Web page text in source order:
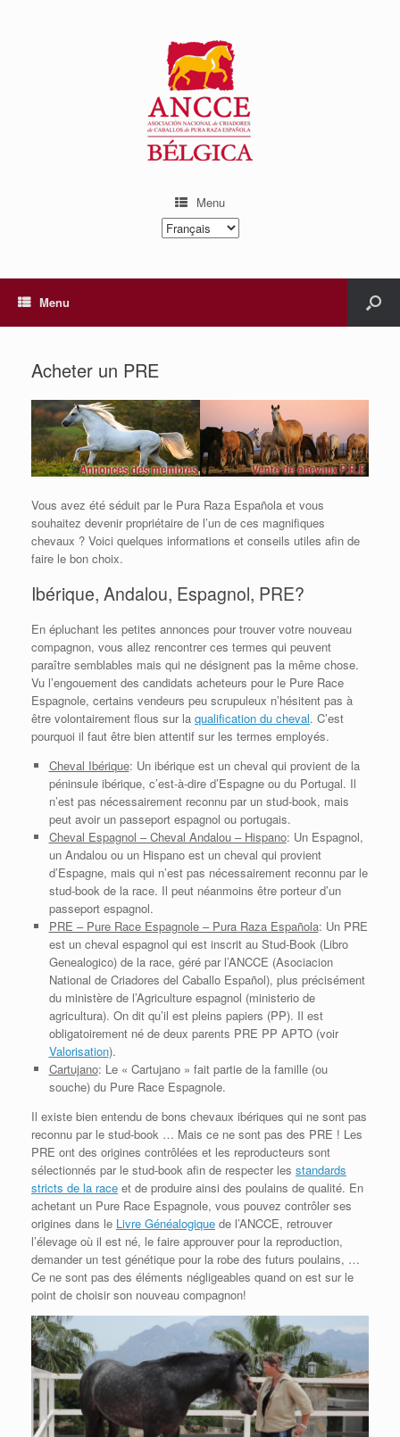
Menu
Choisir
une
Menu
Acheter un PRE
Vous avez été séduit par le Pura Raza Española et vous
souhaitez devenir propriétaire de l’un de ces magnifiques
chevaux ? Voici quelques informations et conseils utiles afin de
faire le bon choix.
Ibérique, Andalou, Espagnol, PRE?
En épluchant les petites annonces pour trouver votre nouveau
compagnon, vous allez rencontrer ces termes qui peuvent
paraître semblables mais qui ne désignent pas la même chose.
Vu l’engouement des candidats acheteurs pour le Pure Race
Espagnole, certains vendeurs peu scrupuleux n’hésitent pas à
être volontairement flous sur la qualification du cheval. C’est
pourquoi il faut être bien attentif sur les termes employés.
Cheval Ibérique: Un ibérique est un cheval qui provient de la
péninsule ibérique, c’est-à-dire d’Espagne ou du Portugal. Il
n’est pas nécessairement reconnu par un stud-book, mais
peut avoir un passeport espagnol ou portugais.
Cheval Espagnol – Cheval Andalou – Hispano: Un Espagnol,
un Andalou ou un Hispano est un cheval qui provient
d’Espagne, mais qui n’est pas nécessairement reconnu par le
stud-book de la race. Il peut néanmoins être porteur d’un
passeport espagnol.
PRE – Pure Race Espagnole – Pura Raza Española: Un PRE
est un cheval espagnol qui est inscrit au Stud-Book (Libro
Genealogico) de la race, géré par l’ANCCE (Asociacion
National de Criadores del Caballo Español), plus précisément
du ministère de l’Agriculture espagnol (ministerio de
agricultura). On dit qu’il est pleins papiers (PP). Il est
obligatoirement né de deux parents PRE PP APTO (voir
Valorisation).
Cartujano: Le « Cartujano » fait partie de la famille (ou
souche) du Pure Race Espagnole.
Il existe bien entendu de bons chevaux ibériques qui ne sont pas
reconnu par le stud-book … Mais ce ne sont pas des PRE ! Les
PRE ont des origines contrôlées et les reproducteurs sont
sélectionnés par le stud-book afin de respecter les standards
stricts de la race et de produire ainsi des poulains de qualité. En
achetant un Pure Race Espagnole, vous pouvez contrôler ses
origines dans le Livre Généalogique de l’ANCCE, retrouver
l’élevage où il est né, le faire approuver pour la reproduction,
demander un test génétique pour la robe des futurs poulains, …
Ce ne sont pas des éléments négligeables quand on est sur le
point de choisir son nouveau compagnon!